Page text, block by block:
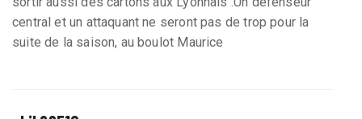
central et un attaquant ne seront pas de trop pour la
suite de la saison, au boulot Maurice